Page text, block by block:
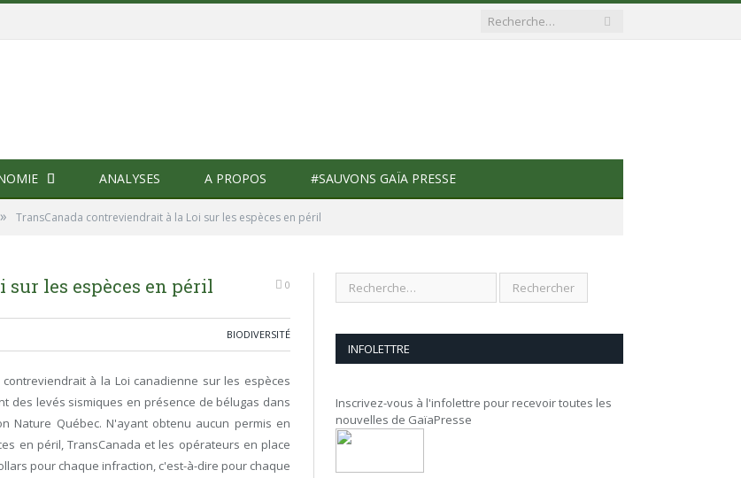
ANALYSES A PROPOS #SAUVONS GAÏA PRESSE
» TransCanada contreviendrait à la Loi sur les espèces en péril
les espèces en péril 0
BIODIVERSITÉ
contreviendrait à la Loi canadienne sur les espèces
des levés sismiques en présence de bélugas dans
Nature Québec. N'ayant obtenu aucun permis en
en péril, TransCanada et les opérateurs en place
pour chaque infraction, c'est-à-dire pour chaque
INFOLETTRE
Inscrivez-vous à l'infolettre pour recevoir toutes les
nouvelles de GaïaPresse